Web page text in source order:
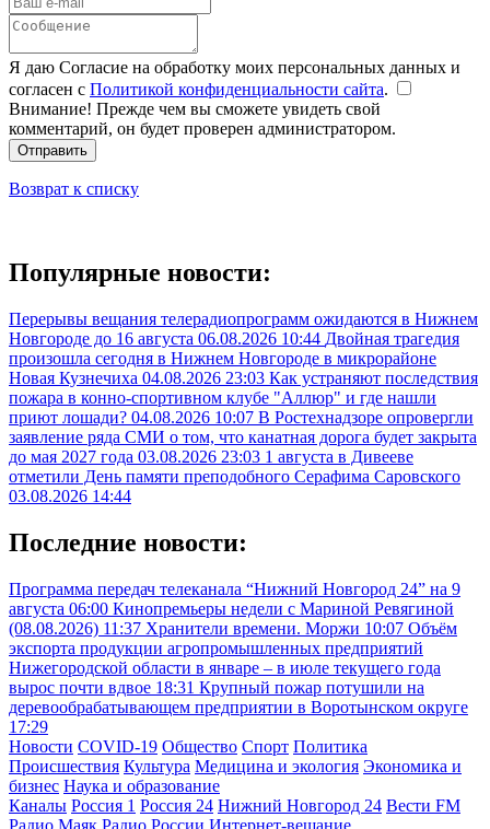
Я даю Согласие на обработку моих персональных данных и
согласен с Политикой конфиденциальности сайта.
Внимание! Прежде чем вы сможете увидеть свой
комментарий, он будет проверен администратором.
Отправить
Возврат к списку
Популярные новости:
Перерывы вещания телерадиопрограмм ожидаются в Нижнем
Новгороде до 16 августа 06.08.2026 10:44 Двойная трагедия
произошла сегодня в Нижнем Новгороде в микрорайоне
Новая Кузнечиха 04.08.2026 23:03 Как устраняют последствия
пожара в конно-спортивном клубе "Аллюр" и где нашли
приют лошади? 04.08.2026 10:07 В Ростехнадзоре опровергли
заявление ряда СМИ о том, что канатная дорога будет закрыта
до мая 2027 года 03.08.2026 23:03 1 августа в Дивееве
отметили День памяти преподобного Серафима Саровского
03.08.2026 14:44
Последние новости:
Программа передач телеканала “Нижний Новгород 24” на 9
августа 06:00 Кинопремьеры недели с Мариной Ревягиной
(08.08.2026) 11:37 Хранители времени. Моржи 10:07 Объём
экспорта продукции агропромышленных предприятий
Нижегородской области в январе – в июле текущего года
вырос почти вдвое 18:31 Крупный пожар потушили на
деревообрабатывающем предприятии в Воротынском округе
17:29
Новости COVID-19 Общество Спорт Политика
Происшествия Культура Медицина и экология Экономика и
бизнес Наука и образование
Каналы Россия 1 Россия 24 Нижний Новгород 24 Вести FM
Радио Маяк Радио России Интернет-вещание